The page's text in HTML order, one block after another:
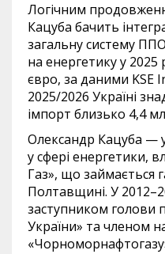
Логічним
Кацуба бачить
загальну систему
на енергетику у
євро, за даними KSE
2025/2026 Україні
імпорт близько 4,4
Олександр Кацуба —
у сфері енергетики,
Газ», що займається
Полтавщині. У
заступником голови
України» та членом